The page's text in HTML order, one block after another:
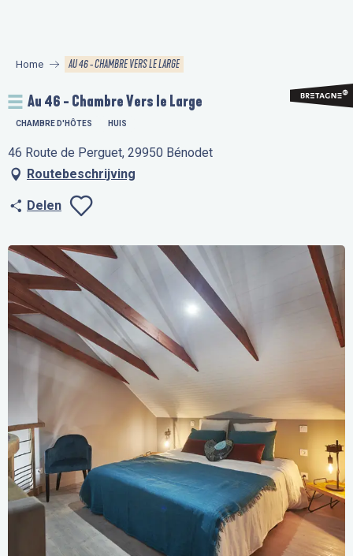
principal
Home AU 46 - CHAMBRE VERS LE LARGE
Au 46 - Chambre Vers le Large
CHAMBRE D'HÔTES HUIS
46 Route de Perguet, 29950 Bénodet
Routebeschrijving
Delen